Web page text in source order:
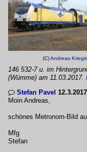
(C)Andreas
146 532-7 u. im
(Wümme) am 11.03.2017.
 Stefan Pavel
Moin Andreas,
schönes Metronom-Bild
Mfg
Stefan